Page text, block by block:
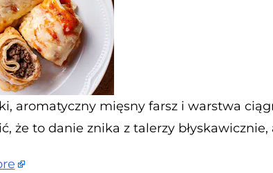
aromatyczny mięsny farsz i warstwa
że to danie znika z talerzy